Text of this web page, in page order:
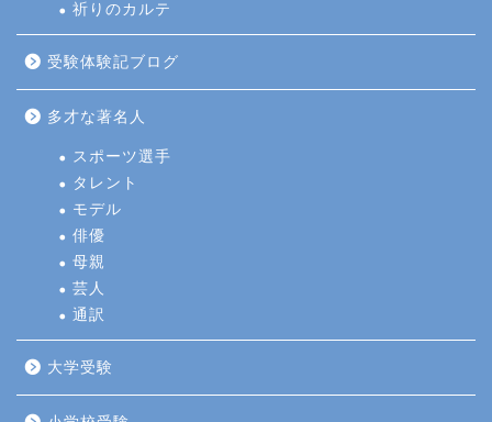
祈りのカルテ
受験体験記ブログ
多才な著名人
スポーツ選手
タレント
モデル
俳優
母親
芸人
通訳
大学受験